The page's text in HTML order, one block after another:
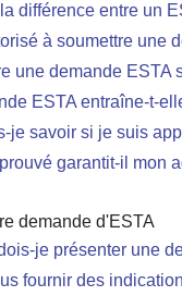
différence entre un
à soumettre une
une demande ESTA
ESTA entraîne-t-
je savoir si je suis
garantit-il mon
demande d'ESTA
je présenter une
fournir des